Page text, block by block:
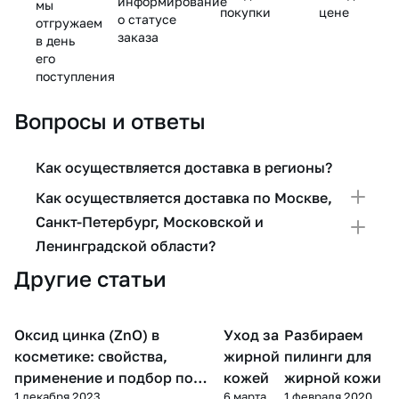
мы
отгружаем
в день
его
поступления
о статусе
заказа
покупки
цене
Вопросы и ответы
Как осуществляется доставка в регионы?
Как осуществляется доставка по Москве,
Санкт-Петербург, Московской и
Ленинградской области?
Другие статьи
Компоненты косметики
Оксид цинка (ZnO) в
косметике: свойства,
применение и подбор по
за
лицом
Уход за
жирной
кожей
Пилинг
Разбираем
пилинги для
жирной кожи